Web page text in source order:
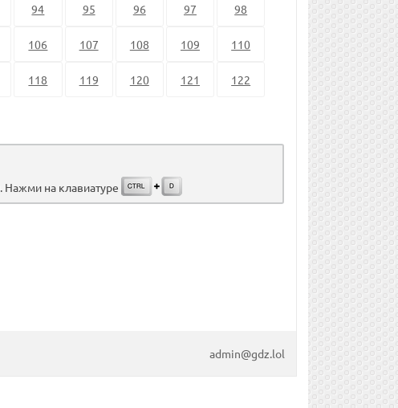
94 95 96 97 98
106 107 108 109 110
118 119 120 121 122
. Нажми на клавиатуре
admin@gdz.lol